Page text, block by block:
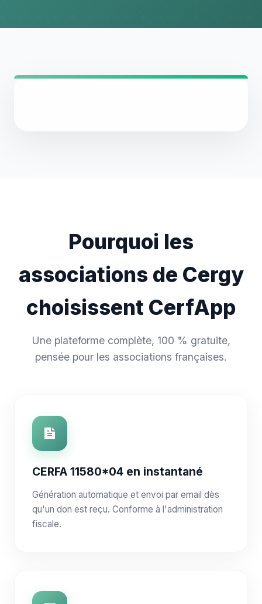
Pourquoi les
associations de Cergy
choisissent CerfApp
Une plateforme complète, 100 % gratuite,
pensée pour les associations françaises.
CERFA 11580*04 en instantané
Génération automatique et envoi par email dès
qu'un don est reçu. Conforme à l'administration
fiscale.